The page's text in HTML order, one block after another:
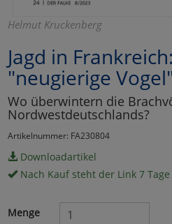
Helmut Kruckenberg
Jagd in
"neugierige
Wo überwintern die
Nordwestdeutschlands?
Artikelnummer: FA230804
Downloadartikel
Nach Kauf steht der Link 7
Menge
Marketing
Umfragetools
Cookies
Alle